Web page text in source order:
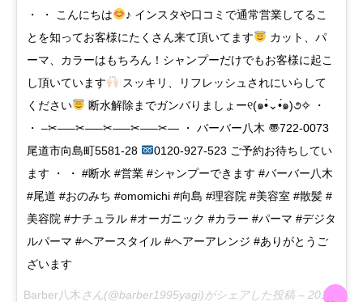
・ ・ こんにちは
♪ インスタや口コミで通常営業してるこ
とを知ってお客様にたくさん来て頂いてます
カット、パ
ーマ、カラーはもちろん！シャンプーだけでもお客様に起こ
し頂いています
スッキリ、リフレッシュされにいらして
ください
断水解除までガンバりましょー୧(๑•̀⌄•́๑)૭✧ ・
・ –✂︎—–✂︎—–✂︎—–✂︎—–✂︎— ・ バーバー八木 〠722-0073
尾道市向島町5581-28
0120-927-523 ご予約お待ちしてい
ます ・ ・ #断水 #営業 #シャンプーできます #バーバー八木
#尾道 #おのみち #omomichi #向島 #理容院 #美容室 #散髪 #
美容院 #ナチュラル #オーガニック #カラー #パーマ #デジタ
ルパーマ #ヘアースタイル #ヘアーアレンジ #ありがとうご
ざいます
Barber八木さん(@barber1995yagi)がシェアした投稿 – 2018年 7月月12日午後7時40分PDT